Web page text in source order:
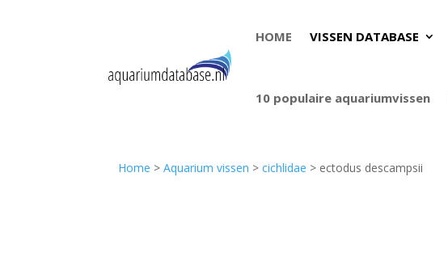
HOME VISSEN DATABASE
10 populaire aquariumvissen
Home >Aquarium vissen >cichlidae > ectodus descampsii